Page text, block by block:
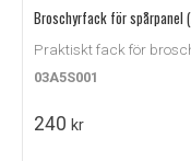
Broschyrfack för spårpanel
Praktiskt fack för
03A5S001
240 kr